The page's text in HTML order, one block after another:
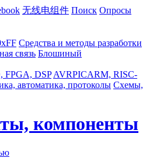
无线电组件 Поиск Опросы
Средства и методы разработки
связь Блошиный
FPGA, DSP AVRPICARM, RISC-
автоматика, протоколы Схемы,
компоненты